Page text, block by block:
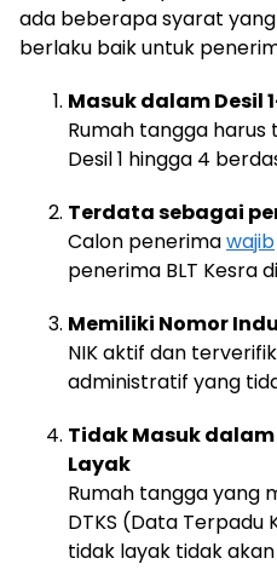
ada beberapa syarat
berlaku baik untuk
Masuk dalam Desil
Rumah tangga
Desil 1 hingga 4
Terdata sebagai
Calon penerimawajib
penerima BLT Kesra
Memiliki Nomor
NIK aktif dan
administratif yang
Tidak Masuk
Layak
Rumah tangga yang
DTKS (Data Terpadu
tidak layak tidak